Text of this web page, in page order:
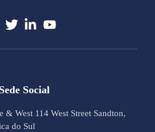
Sede Social
& West 114 West Street Sandton,
do Sul